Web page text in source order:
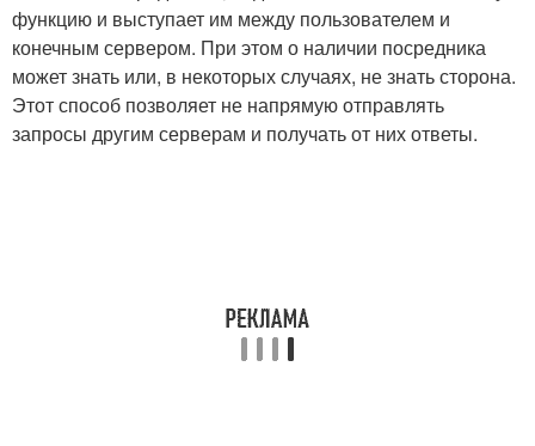
функцию и выступает им между пользователем и
конечным сервером. При этом о наличии посредника
может знать или, в некоторых случаях, не знать сторона.
Этот способ позволяет не напрямую отправлять
запросы другим серверам и получать от них ответы.